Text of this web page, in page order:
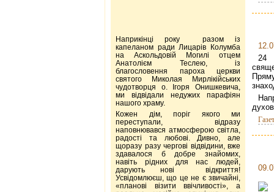
24
Наприкінці року разом із
капеланом ради Лицарів Колумба
на Аскольдовій Могилі отцем
Анатолієм Теслею, із
благословення пароха церкви
святого Миколая Мирлікійських
чудотворця о. Ігоря Онишкевича,
ми відвідали недужих парафіян
нашого храму.
Кожен дім, поріг якого ми
переступали, відразу
наповнювався атмосферою світла,
радості та любові. Дивно, але
щоразу разу чергові відвідини, вже
здавалося б добре знайомих,
навіть рідних для нас людей,
дарують нові відкриття!
Усвідомлюєш, що це не є звичайні,
«планові візити ввічливості», а